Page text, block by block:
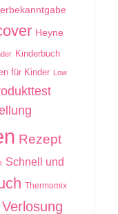
Heyne
Kinderbuch
für Kinder Low
Rezept
Schnell und
Thermomix
Verlosung